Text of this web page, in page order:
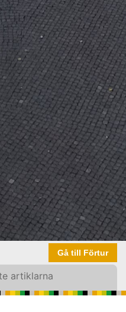
Gå till Förtur
artiklarna